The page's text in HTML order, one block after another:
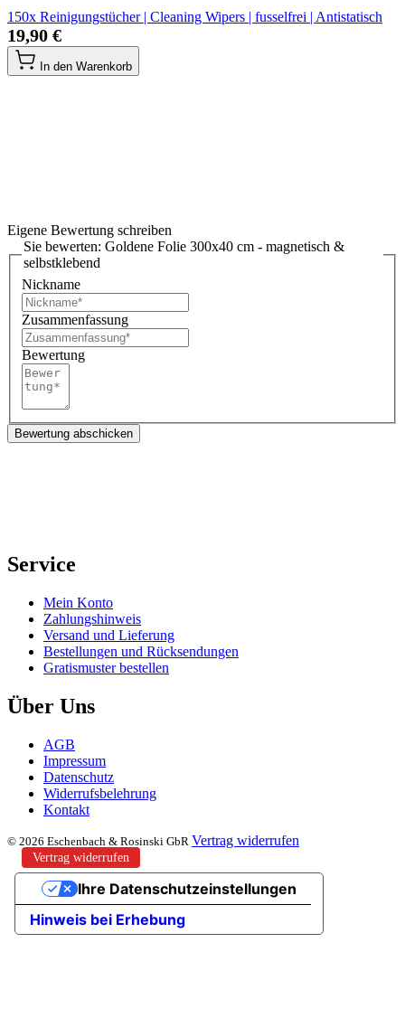
150x Reinigungstücher | Cleaning Wipers | fusselfrei | Antistatisch
19,90 €
In den Warenkorb
Eigene Bewertung schreiben
Sie bewerten: Goldene Folie 300x40 cm - magnetisch &
selbstklebend
Nickname
Zusammenfassung
Bewertung
Bewertung abschicken
Service
Mein Konto
Zahlungshinweis
Versand und Lieferung
Bestellungen und Rücksendungen
Gratismuster bestellen
Über Uns
AGB
Impressum
Datenschutz
Widerrufsbelehrung
Kontakt
© 2026 Eschenbach & Rosinski GbR Vertrag widerrufen
Vertrag widerrufen
Hinweis bei Erhebung
Ihre Datenschutzeinstellungen